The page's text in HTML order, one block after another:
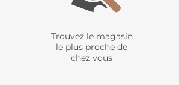
Trouvez le magasin
le plus proche de
chez vous